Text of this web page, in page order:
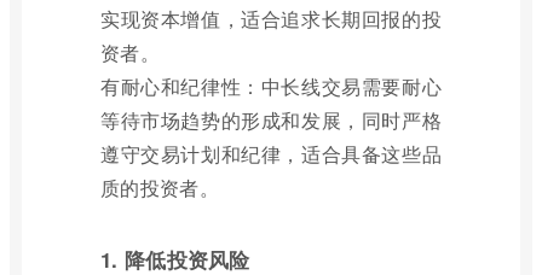
实现资本增值，适合追求长期回报的投
资者。
有耐心和纪律性：中长线交易需要耐心
等待市场趋势的形成和发展，同时严格
遵守交易计划和纪律，适合具备这些品
质的投资者。
1. 降低投资风险